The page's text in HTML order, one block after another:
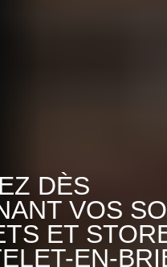
DÈS
VOS
ET
EN-